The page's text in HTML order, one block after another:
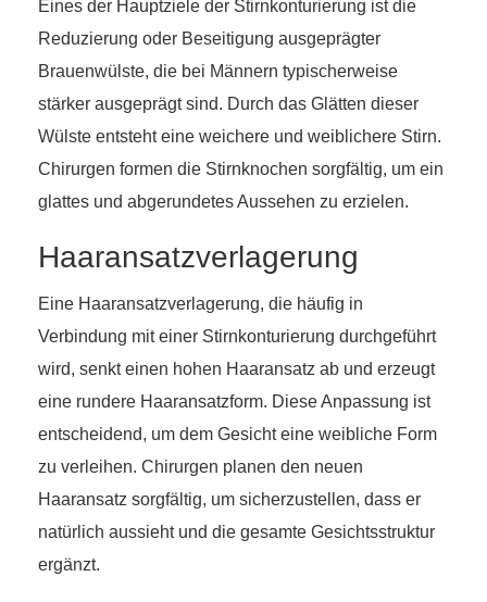
Eines der Hauptziele der Stirnkonturierung ist die
Reduzierung oder Beseitigung ausgeprägter
Brauenwülste, die bei Männern typischerweise
stärker ausgeprägt sind. Durch das Glätten dieser
Wülste entsteht eine weichere und weiblichere Stirn.
Chirurgen formen die Stirnknochen sorgfältig, um ein
glattes und abgerundetes Aussehen zu erzielen.
Haaransatzverlagerung
Eine Haaransatzverlagerung, die häufig in
Verbindung mit einer Stirnkonturierung durchgeführt
wird, senkt einen hohen Haaransatz ab und erzeugt
eine rundere Haaransatzform. Diese Anpassung ist
entscheidend, um dem Gesicht eine weibliche Form
zu verleihen. Chirurgen planen den neuen
Haaransatz sorgfältig, um sicherzustellen, dass er
natürlich aussieht und die gesamte Gesichtsstruktur
ergänzt.